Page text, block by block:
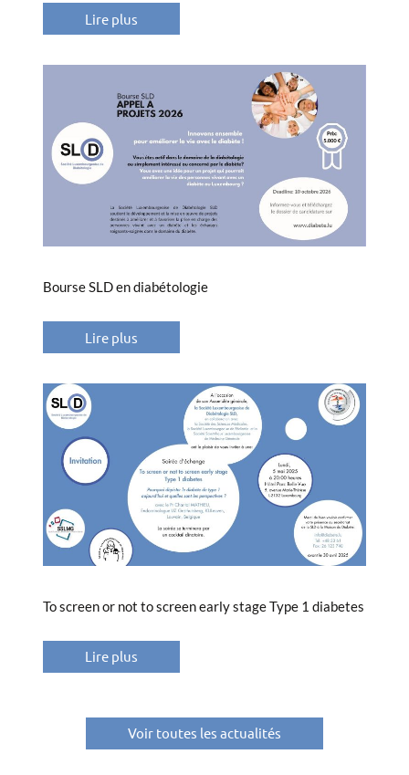
Lire plus
Bourse SLD en diabétologie
Lire plus
To screen or not to screen early stage Type 1 diabetes
Lire plus
Voir toutes les actualités